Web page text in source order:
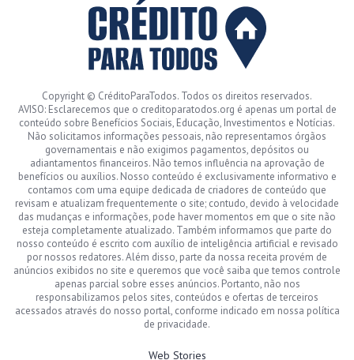
Copyright © CréditoParaTodos. Todos os direitos reservados.
AVISO: Esclarecemos que o creditoparatodos.org é apenas um portal de
conteúdo sobre Benefícios Sociais, Educação, Investimentos e Notícias.
Não solicitamos informações pessoais, não representamos órgãos
governamentais e não exigimos pagamentos, depósitos ou
adiantamentos financeiros. Não temos influência na aprovação de
benefícios ou auxílios. Nosso conteúdo é exclusivamente informativo e
contamos com uma equipe dedicada de criadores de conteúdo que
revisam e atualizam frequentemente o site; contudo, devido à velocidade
das mudanças e informações, pode haver momentos em que o site não
esteja completamente atualizado. Também informamos que parte do
nosso conteúdo é escrito com auxílio de inteligência artificial e revisado
por nossos redatores. Além disso, parte da nossa receita provém de
anúncios exibidos no site e queremos que você saiba que temos controle
apenas parcial sobre esses anúncios. Portanto, não nos
responsabilizamos pelos sites, conteúdos e ofertas de terceiros
acessados através do nosso portal, conforme indicado em nossa política
de privacidade.
Web Stories